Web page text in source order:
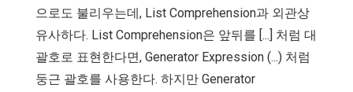
으로도 불리우는데, List Comprehension과 외관상
유사하다. List Comprehension은 앞뒤를 [...] 처럼 대
괄호로 표현한다면, Generator Expression (...) 처럼
둥근 괄호를 사용한다. 하지만 Generator